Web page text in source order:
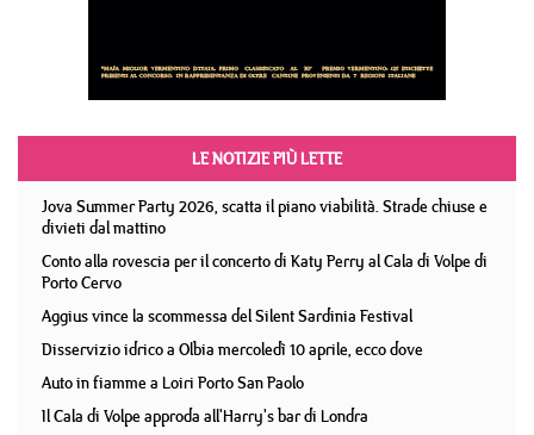
LE NOTIZIE PIÙ LETTE
Jova Summer Party 2026, scatta il piano viabilità. Strade chiuse e
divieti dal mattino
Conto alla rovescia per il concerto di Katy Perry al Cala di Volpe di
Porto Cervo
Aggius vince la scommessa del Silent Sardinia Festival
Disservizio idrico a Olbia mercoledì 10 aprile, ecco dove
Auto in fiamme a Loiri Porto San Paolo
Il Cala di Volpe approda all'Harry's bar di Londra